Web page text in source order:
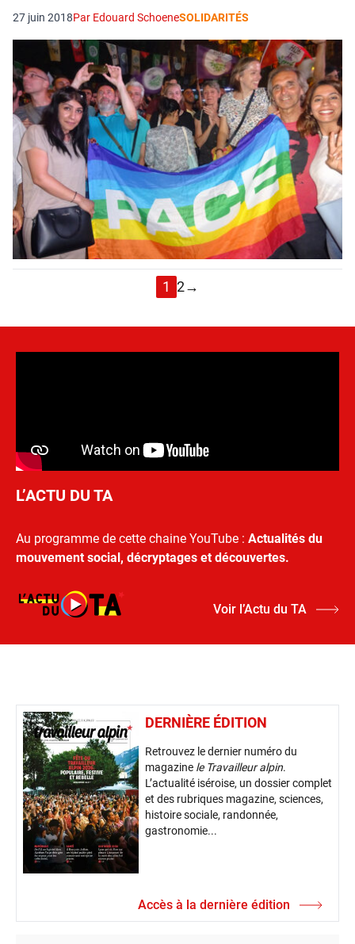
27 juin 2018Par Edouard SchoeneSOLIDARITÉS
1 2→
L’ACTU DU TA
Au programme de cette chaine YouTube : Actualités du
mouvement social, décryptages et découvertes.
Voir l’Actu du TA
DERNIÈRE ÉDITION
Retrouvez le dernier numéro du
magazine le Travailleur alpin.
L’actualité iséroise, un dossier complet
et des rubriques magazine, sciences,
histoire sociale, randonnée,
gastronomie...
Accès à la dernière édition